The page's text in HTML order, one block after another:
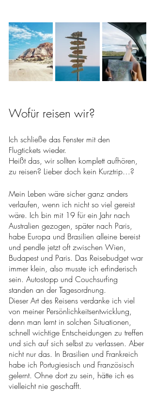
Wofür reisen wir?
Ich schließe das Fenster mit den
Flugtickets wieder.
Heißt das, wir sollten komplett aufhören,
zu reisen? Lieber doch kein Kurztrip…?
Mein Leben wäre sicher ganz anders
verlaufen, wenn ich nicht so viel gereist
wäre. Ich bin mit 19 für ein Jahr nach
Australien gezogen, später nach Paris,
habe Europa und Brasilien alleine bereist
und pendle jetzt oft zwischen Wien,
Budapest und Paris. Das Reisebudget war
immer klein, also musste ich erfinderisch
sein. Autostopp und Couchsurfing
standen an der Tagesordnung.
Dieser Art des Reisens verdanke ich viel
von meiner Persönlichkeitsentwicklung,
denn man lernt in solchen Situationen,
schnell wichtige Entscheidungen zu treffen
und sich auf sich selbst zu verlassen. Aber
nicht nur das. In Brasilien und Frankreich
habe ich Portugiesisch und Französisch
gelernt. Ohne dort zu sein, hätte ich es
vielleicht nie geschafft.